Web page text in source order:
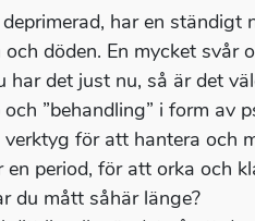
har en
döden. En mycket
det just nu, så är det
”behandling” i form av
för att hantera och
en period, för att orka och
du mått såhär länge?